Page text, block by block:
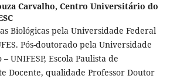
Carvalho, Centro Universitário do
Biológicas pela Universidade Federal
Pós-doutorado pela Universidade
UNIFESP, Escola Paulista de
Docente, qualidade Professor Doutor